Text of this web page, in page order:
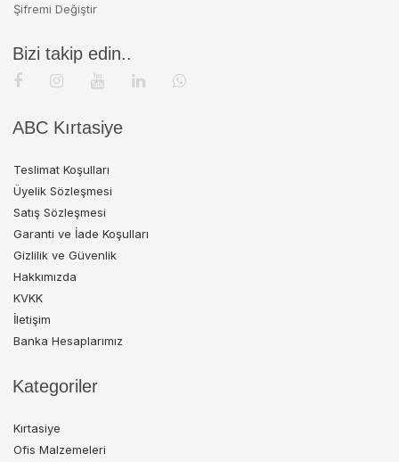
Şifremi Değiştir
Bizi takip edin..
ABC Kırtasiye
Teslimat Koşulları
Üyelik Sözleşmesi
Satış Sözleşmesi
Garanti ve İade Koşulları
Gizlilik ve Güvenlik
Hakkımızda
KVKK
İletişim
Banka Hesaplarımız
Kategoriler
Kırtasiye
Ofis Malzemeleri